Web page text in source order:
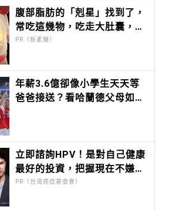
腹部脂肪的「剋星」找到了，
常吃這幾物，吃走大肚囊，瘦
出小蠻腰
PR（新素簡）
年薪3.6億卻像小學生天天等
爸爸接送？看哈蘭德父母如何
立即諮詢HPV！是對自己健康
最好的投資，把握現在不嫌
晚！
PR（台灣癌症基金會）